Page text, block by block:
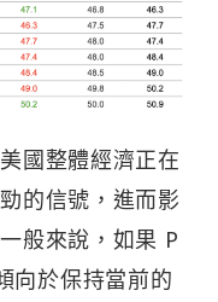
國整體經濟正在
的信號，進而影
般來說，如果 P
向於保持當前的